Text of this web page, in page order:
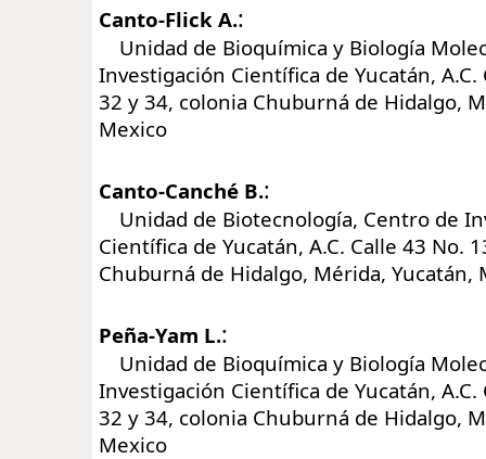
Canto-Flick A.:
Unidad de Bioquímica y Biología
Investigación Científica de Yucatán, A.C.
32 y 34, colonia Chuburná de Hidalgo,
Mexico
Canto-Canché B.:
Unidad de Biotecnología, Centro de
Científica de Yucatán, A.C. Calle 43 No.
Chuburná de Hidalgo, Mérida, Yucatán,
Peña-Yam L.:
Unidad de Bioquímica y Biología
Investigación Científica de Yucatán, A.C.
32 y 34, colonia Chuburná de Hidalgo,
Mexico